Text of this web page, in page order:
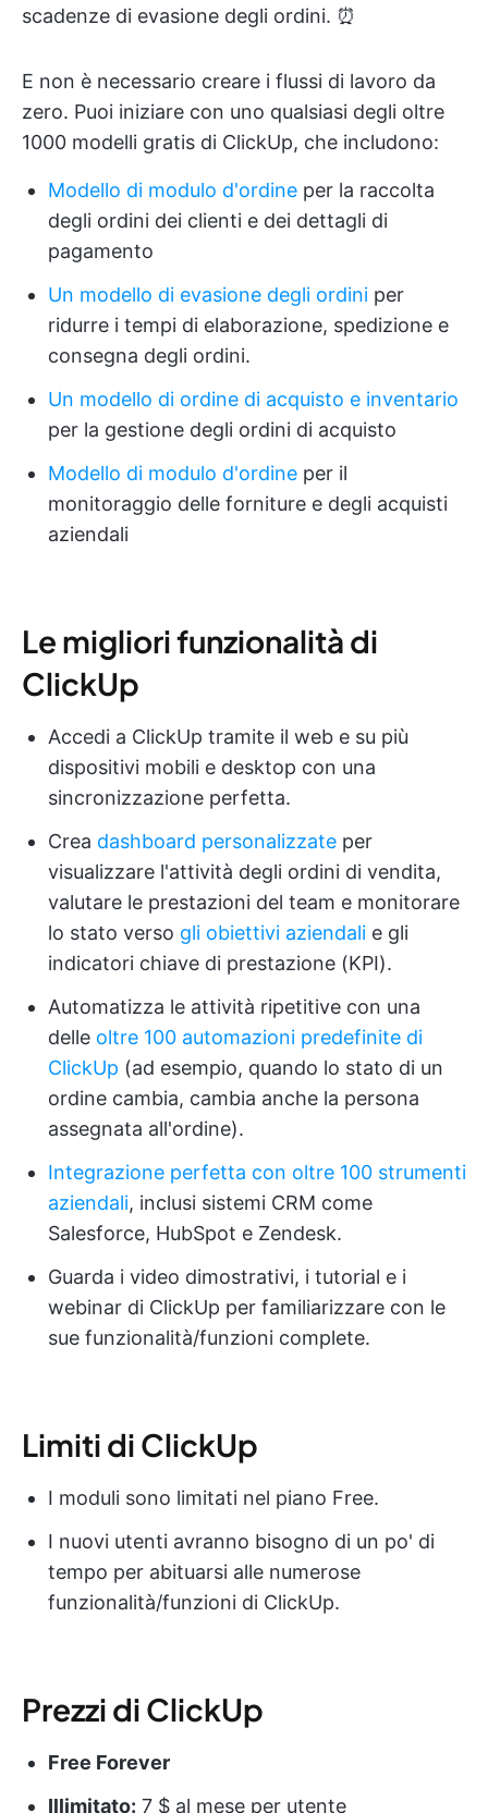
scadenze di evasione degli ordini. ⏰
E non è necessario creare i flussi di lavoro da
zero. Puoi iniziare con uno qualsiasi degli oltre
1000 modelli gratis di ClickUp, che includono:
Modello di modulo d'ordine per la raccolta
degli ordini dei clienti e dei dettagli di
pagamento
Un modello di evasione degli ordini per
ridurre i tempi di elaborazione, spedizione e
consegna degli ordini.
Un modello di ordine di acquisto e inventario
per la gestione degli ordini di acquisto
Modello di modulo d'ordine per il
monitoraggio delle forniture e degli acquisti
aziendali
Le migliori funzionalità di
ClickUp
Accedi a ClickUp tramite il web e su più
dispositivi mobili e desktop con una
sincronizzazione perfetta.
Crea dashboard personalizzate per
visualizzare l'attività degli ordini di vendita,
valutare le prestazioni del team e monitorare
lo stato verso gli obiettivi aziendali e gli
indicatori chiave di prestazione (KPI).
Automatizza le attività ripetitive con una
delle oltre 100 automazioni predefinite di
ClickUp (ad esempio, quando lo stato di un
ordine cambia, cambia anche la persona
assegnata all'ordine).
Integrazione perfetta con oltre 100 strumenti
aziendali, inclusi sistemi CRM come
Salesforce, HubSpot e Zendesk.
Guarda i video dimostrativi, i tutorial e i
webinar di ClickUp per familiarizzare con le
sue funzionalità/funzioni complete.
Limiti di ClickUp
I moduli sono limitati nel piano Free.
I nuovi utenti avranno bisogno di un po' di
tempo per abituarsi alle numerose
funzionalità/funzioni di ClickUp.
Prezzi di ClickUp
Free Forever
Illimitato: 7 $ al mese per utente